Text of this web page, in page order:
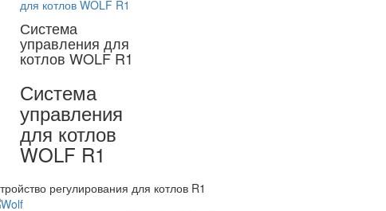
Система
управления для
котлов WOLF R1
Система
управления
для котлов
WOLF R1
регулирования для котлов R1